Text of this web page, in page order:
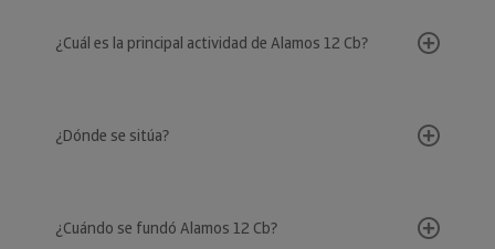
¿Cuál es la principal actividad de Alamos 12 Cb?
¿Dónde se sitúa?
¿Cuándo se fundó Alamos 12 Cb?